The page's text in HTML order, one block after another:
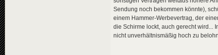
Sendung noch bekommen könnte),
einem Hammer-Werbevertrag, der
die Schirme lockt, auch gerecht wird...
nicht unverhältnismäßig hoch zu